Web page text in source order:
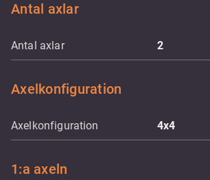
Antal axlar
Antal axlar 2
Axelkonfiguration
Axelkonfiguration 4x4
1:a axeln